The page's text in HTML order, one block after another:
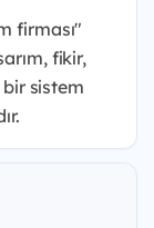
firması"
fikir,
sistem